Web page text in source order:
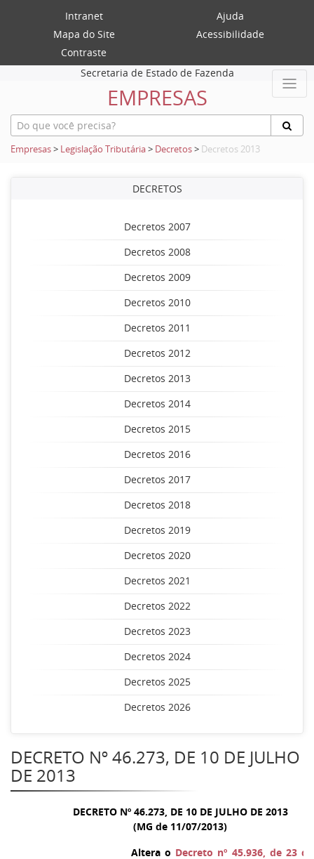
Intranet
Ajuda
Mapa do Site
Acessibilidade
Contraste
Secretaria de Estado de Fazenda
EMPRESAS
Empresas> Legislação Tributária> Decretos> Decretos 2013
DECRETOS
Decretos 2007
Decretos 2008
Decretos 2009
Decretos 2010
Decretos 2011
Decretos 2012
Decretos 2013
Decretos 2014
Decretos 2015
Decretos 2016
Decretos 2017
Decretos 2018
Decretos 2019
Decretos 2020
Decretos 2021
Decretos 2022
Decretos 2023
Decretos 2024
Decretos 2025
Decretos 2026
DECRETO Nº 46.273, DE 10 DE JULHO
DE 2013
DECRETO Nº 46.273, DE 10 DE JULHO DE 2013
(MG de 11/07/2013)
Altera o Decreto nº 45.936, de 23